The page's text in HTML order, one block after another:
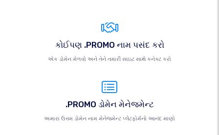
કોઈપણ .PROMO નામ પસંદ કરો
એક ડોમેન મેળવો અને તેને તમારી સાઇટ સાથે કનેક્ટ કરો
.PROMO ડોમેન મેનેજમેન્ટ
અમારા ઉત્તમ ડોમેન નામ મેનેજમેન્ટ પ્લેટફોર્મનો આનંદ માણો